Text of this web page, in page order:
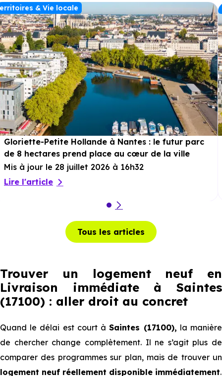
& Vie locale
Gloriette-Petite Hollande à Nantes : le futur parc
de 8 hectares prend place au cœur de la ville
Mis à jour le 28 juillet 2026 à 16h32
Lire l'article
Tous les articles
Trouver un logement neuf en
Livraison immédiate à Saintes
(17100) : aller droit au concret
Quand le délai est court àSaintes (17100), la manière
de chercher change complètement. Il ne s’agit plus de
comparer des programmes sur plan, mais de trouver un
logement neuf réellement disponible immédiatement.